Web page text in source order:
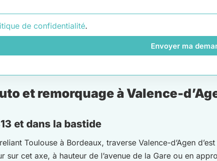
de confidentialité.
Envoyer ma
et remorquage à Valence-
et dans la bastide
Toulouse à Bordeaux, traverse Valence-d’Agen
sur cet axe, à hauteur de l’avenue de la Gare ou en